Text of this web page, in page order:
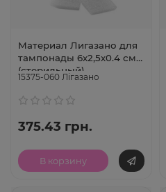
Материал Лигазано для
тампонады 6х2,5х0.4 см
(стерильный)
15375-060 Лігазано
375.43 грн.
В корзину